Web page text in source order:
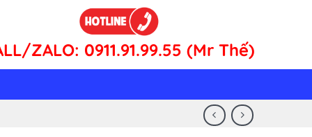
ZALO: 0911.91.99.55 (Mr Thế)